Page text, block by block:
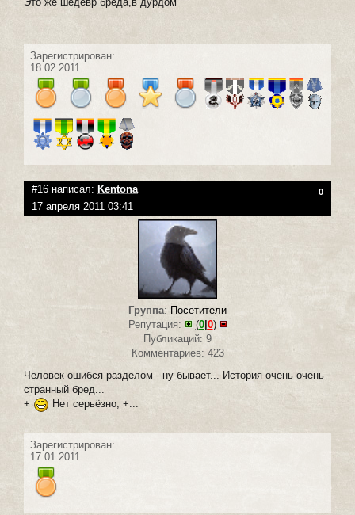
-
Зарегистрирован:
18.02.2011
#16 написал: Kentona 0
17 апреля 2011 03:41
Группа: Посетители
Репутация:
(0|0)
Публикаций: 9
Комментариев: 423
Человек ошибся разделом - ну бывает... История очень-очень
странный бред...
+
Нет серьёзно, +...
Зарегистрирован:
17.01.2011